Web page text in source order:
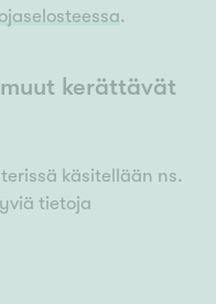
.
kerättävät
käsitellään ns.
tietoja